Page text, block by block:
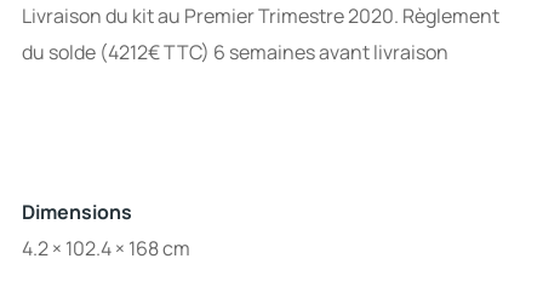
Livraison du kit au Premier Trimestre 2020. Règlement
du solde (4212€ TTC) 6 semaines avant livraison
Dimensions
4.2 × 102.4 × 168 cm